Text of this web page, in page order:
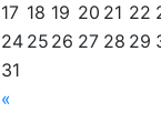
«
17 18 19 20 21 22
24 25 26 27 28 29
31